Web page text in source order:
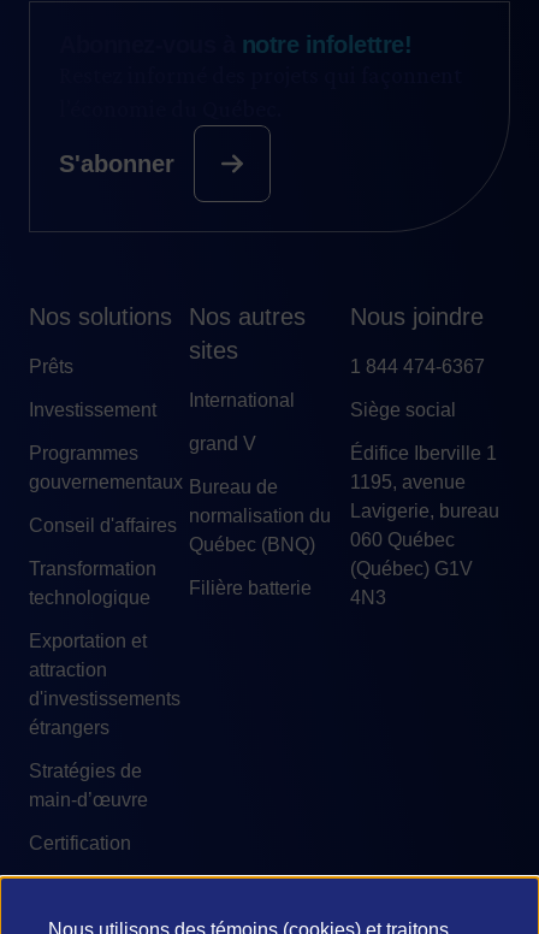
Nos solutions
Prêts
Investissement
Programmes
gouvernementaux
Conseil d'affaires
Transformation
technologique
Exportation et
attraction
d'investissements
étrangers
Stratégies de
main-d’œuvre
Certification
Nos autres
sites
International
grand V
Bureau de
normalisation du
Québec (BNQ)
Filière batterie
Nous joindre
1 844 474-6367
Siège social
Édifice Iberville 1
1195, avenue
Lavigerie, bureau
060 Québec
(Québec) G1V
4N3
notre infolettre!
S'abonner
Nous utilisons des témoins (cookies) et traitons